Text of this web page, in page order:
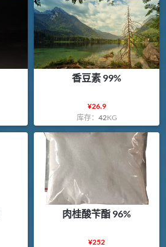
香豆素 99%
¥26.9
库存： 42KG
肉桂酸苄酯 96%
¥252